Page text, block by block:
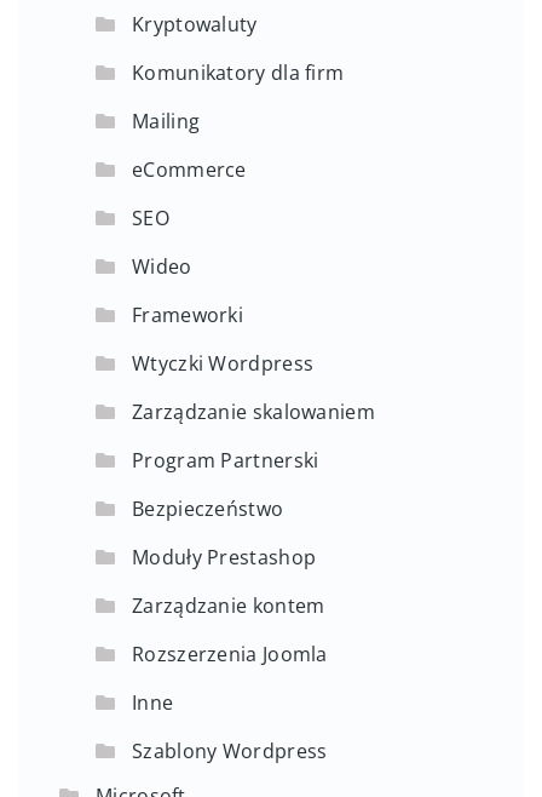
Kryptowaluty
Komunikatory dla firm
Mailing
eCommerce
SEO
Wideo
Frameworki
Wtyczki Wordpress
Zarządzanie skalowaniem
Program Partnerski
Bezpieczeństwo
Moduły Prestashop
Zarządzanie kontem
Rozszerzenia Joomla
Inne
Szablony Wordpress